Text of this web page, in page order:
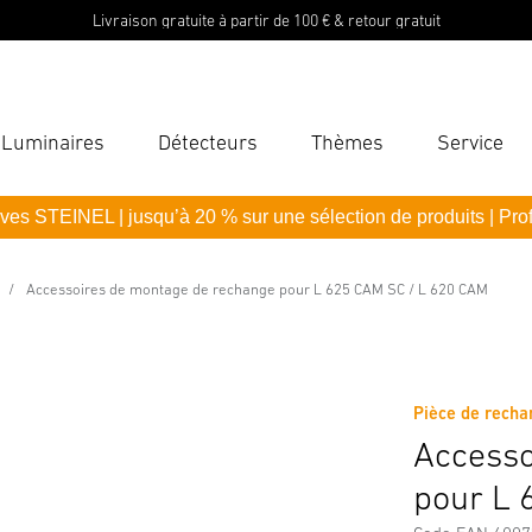
Livraison gratuite à partir de 100 € & retour gratuit
Luminaires Détecteurs Thèmes Service
STEINEL | jusqu’à 20 % sur une sélection de produits |
Accessoires de montage de rechange pour L 625 CAM SC / L 620 CAM
Pièce de
pour L